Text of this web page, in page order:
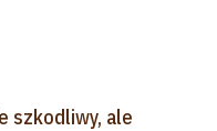
szkodliwy, ale